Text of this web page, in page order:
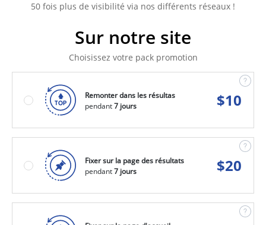
50 fois plus de visibilité via nos différents réseaux !
Sur notre site
Choisissez votre pack promotion
Remonter dans les résultas
pendant7 jours $10
Fixer sur la page des résultats
pendant7 jours $20